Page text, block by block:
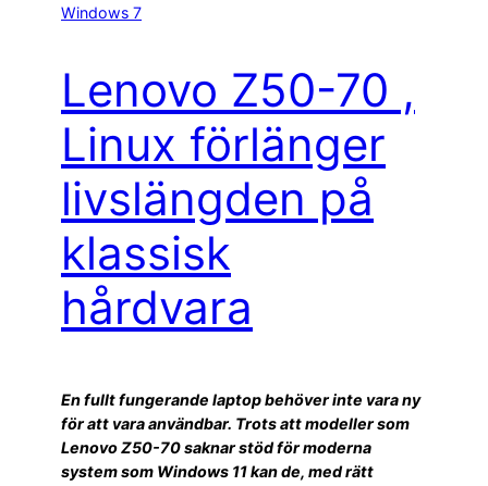
Windows 7
Lenovo Z50-70 ,
Linux förlänger
livslängden på
klassisk
hårdvara
En fullt fungerande laptop behöver inte vara ny
för att vara användbar. Trots att modeller som
Lenovo Z50-70 saknar stöd för moderna
system som Windows 11 kan de, med rätt